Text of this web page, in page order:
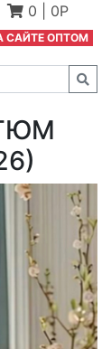
0 0Р
САЙТЕ ОПТОМ